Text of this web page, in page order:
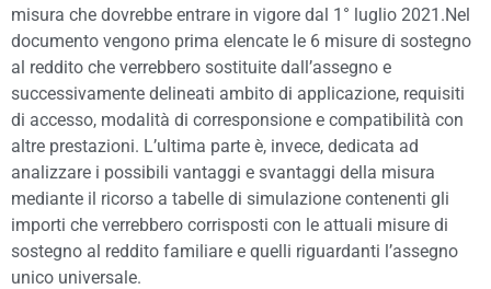
misura che dovrebbe entrare in vigore dal 1° luglio 2021.Nel
documento vengono prima elencate le 6 misure di sostegno
al reddito che verrebbero sostituite dall’assegno e
successivamente delineati ambito di applicazione, requisiti
di accesso, modalità di corresponsione e compatibilità con
altre prestazioni. L’ultima parte è, invece, dedicata ad
analizzare i possibili vantaggi e svantaggi della misura
mediante il ricorso a tabelle di simulazione contenenti gli
importi che verrebbero corrisposti con le attuali misure di
sostegno al reddito familiare e quelli riguardanti l’assegno
unico universale.